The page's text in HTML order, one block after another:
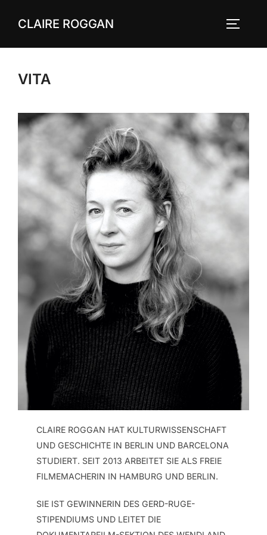
InhaltCLAIRE ROGGAN
VITA
CLAIRE ROGGAN HAT KULTURWISSENSCHAFT
UND GESCHICHTE IN BERLIN UND BARCELONA
STUDIERT. SEIT 2013 ARBEITET SIE ALS FREIE
FILMEMACHERIN IN HAMBURG UND BERLIN.
SIE IST GEWINNERIN DES GERD-RUGE-
STIPENDIUMS UND LEITET DIE